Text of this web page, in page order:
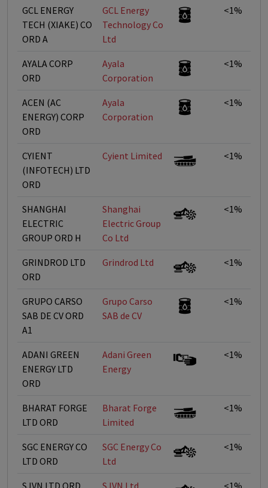
GCL ENERGY
TECH (XIAKE) CO
ORD A
GCL Energy
Technology Co
Ltd
<1%
AYALA CORP
ORD
Ayala
Corporation
<1%
ACEN (AC
ENERGY) CORP
ORD
Ayala
Corporation
<1%
CYIENT
(INFOTECH) LTD
ORD
Cyient Limited <1%
SHANGHAI
ELECTRIC
GROUP ORD H
Shanghai
Electric Group
Co Ltd
<1%
GRINDROD LTD
ORD
Grindrod Ltd <1%
GRUPO CARSO
SAB DE CV ORD
A1
Grupo Carso
SAB de CV
<1%
ADANI GREEN
ENERGY LTD
ORD
Adani Green
Energy
<1%
BHARAT FORGE
LTD ORD
Bharat Forge
Limited
<1%
SGC ENERGY CO
LTD ORD
SGC Energy Co
Ltd
<1%
SJVN LTD ORD SJVN Ltd <1%